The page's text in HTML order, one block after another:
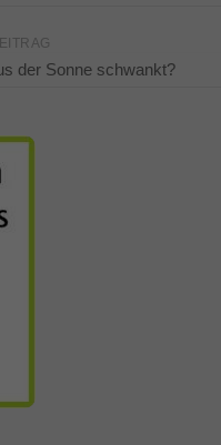
der Sonne schwankt?